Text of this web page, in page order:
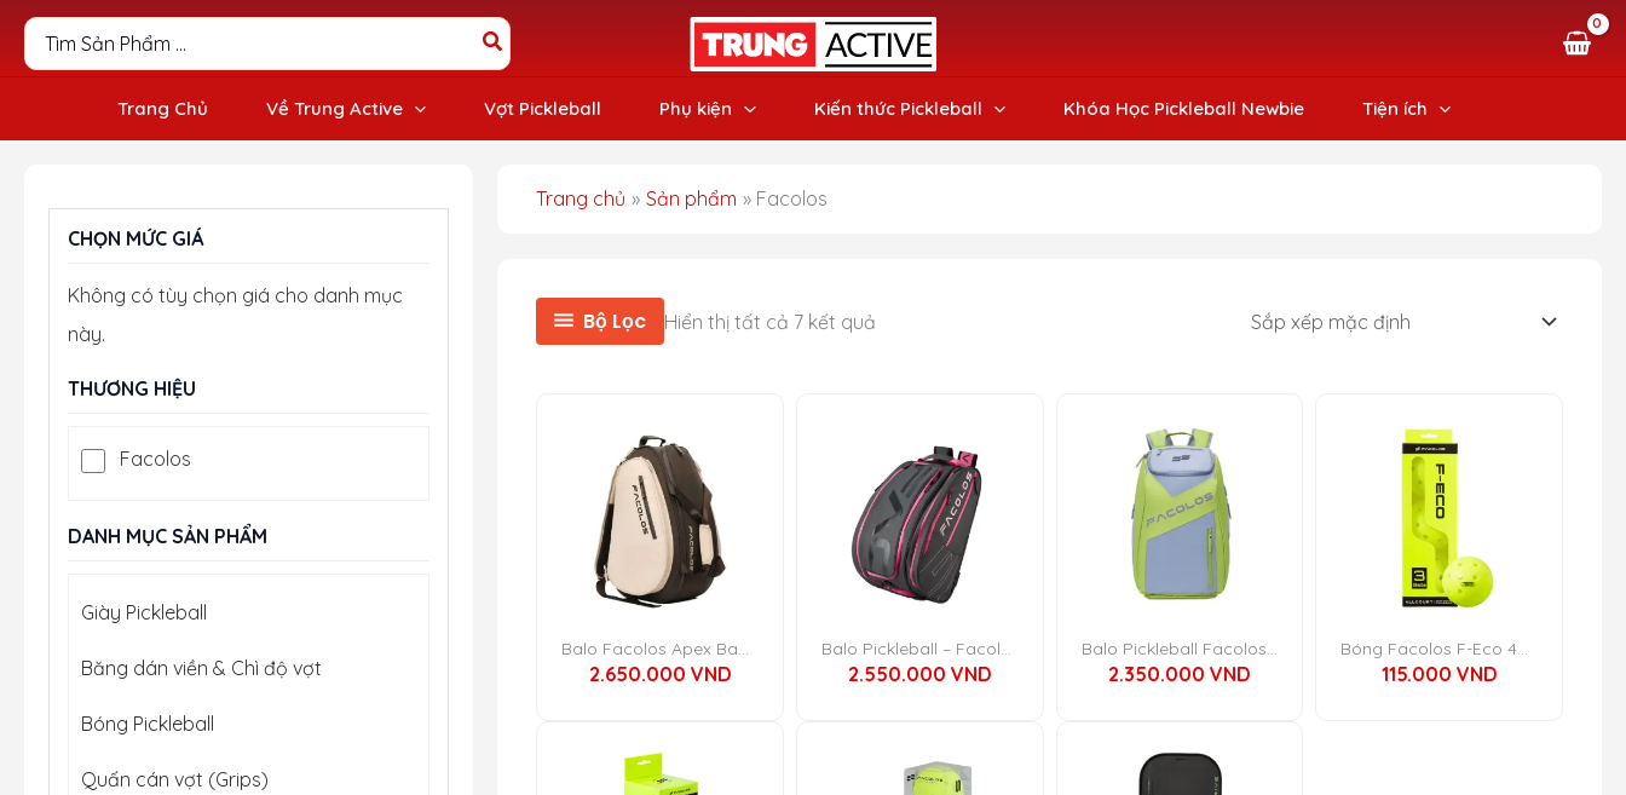
Nhảy
nội
Search
for:
Trang Chủ Về Trung Active Vợt Pickleball Phụ kiện Kiến thức Pickleball Khóa Học Pickleball Newbie Tiện ích
CHỌN MỨC GIÁ
Không có tùy chọn giá cho danh mục
này.
THƯƠNG HIỆU
Facolos
DANH MỤC SẢN PHẨM
Giày Pickleball
Băng dán viền & Chì độ vợt
Bóng Pickleball
Quấn cán vợt (Grips)
Trang chủ Sản phẩm Facolos
Bộ Lọc Hiển thị tất cả 7 kết quả
Balo Facolos Apex Backpack
2.650.000 VND
Balo Pickleball – Facolos Elite Backpack
2.550.000 VND
Balo Pickleball Facolos Smash Backpack
2.350.000 VND
Bóng Facolos F-Eco 40 lỗ
115.000 VND